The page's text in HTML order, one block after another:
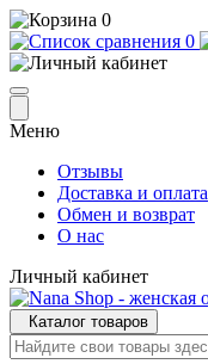
0
0
Меню
Отзывы
Доставка и оплата
Обмен и возврат
О нас
Личный кабинет
Каталог товаров